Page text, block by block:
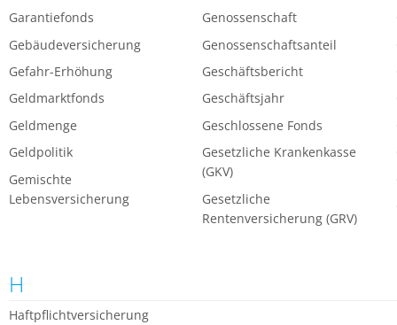
Garantiefonds
Gebäudeversicherung
Gefahr-Erhöhung
Geldmarktfonds
Geldmenge
Geldpolitik
Gemischte
Lebensversicherung
Genossenschaft
Genossenschaftsanteil
Geschäftsbericht
Geschäftsjahr
Geschlossene Fonds
Gesetzliche Krankenkasse
(GKV)
Gesetzliche
Rentenversicherung (GRV)
H
Haftpflichtversicherung